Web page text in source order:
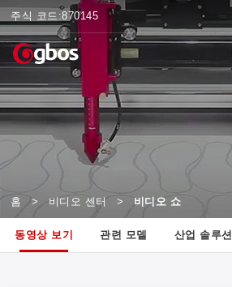
주식 코드:870145
홈 > 비디오 센터 > 비디오 쇼
동영상 보기 관련 모델 산업 솔루션